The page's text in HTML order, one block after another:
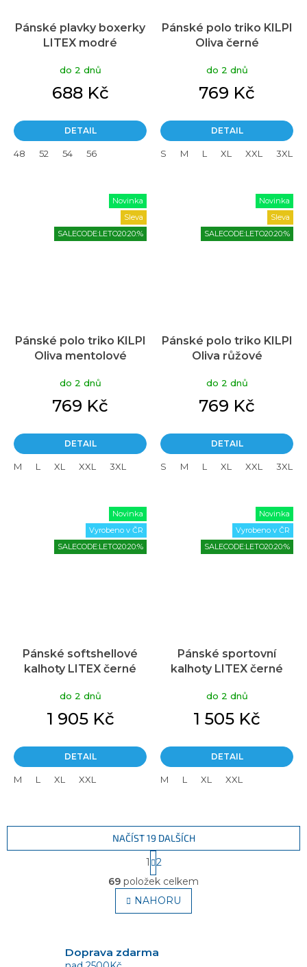
Pánské plavky boxerky
LITEX modré
do 2 dnů
688 Kč
DETAIL
48 52 54 56
Pánské polo triko KILPI
Oliva černé
do 2 dnů
769 Kč
DETAIL
S M L XL XXL 3XL
Novinka
Sleva
SALECODE:LETO20:20:%
Pánské polo triko KILPI
Oliva mentolové
do 2 dnů
769 Kč
DETAIL
M L XL XXL 3XL
Novinka
Sleva
SALECODE:LETO20:20:%
Pánské polo triko KILPI
Oliva růžové
do 2 dnů
769 Kč
DETAIL
S M L XL XXL 3XL
Novinka
Vyrobeno v ČR
SALECODE:LETO20:20:%
Pánské softshellové
kalhoty LITEX černé
do 2 dnů
1 905 Kč
DETAIL
M L XL XXL
Novinka
Vyrobeno v ČR
SALECODE:LETO20:20:%
Pánské sportovní
kalhoty LITEX černé
do 2 dnů
1 505 Kč
DETAIL
M L XL XXL
O
v
l
á
c
NAČÍST 19 DALŠÍCH
S
t
r
á
n
k
á
n
1
2
69 položek celkem
NAHORU
Doprava zdarma